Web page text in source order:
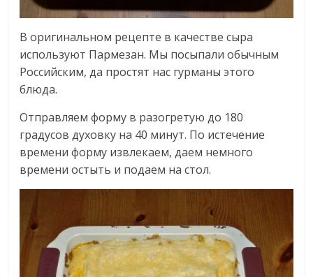
В оригинальном рецепте в качестве сыра
используют Пармезан. Мы посыпали обычным
Российским, да простят нас гурманы этого
блюда.
Отправляем форму в разогретую до 180
градусов духовку на 40 минут. По истечение
времени форму извлекаем, даем немного
времени остыть и подаем на стол.